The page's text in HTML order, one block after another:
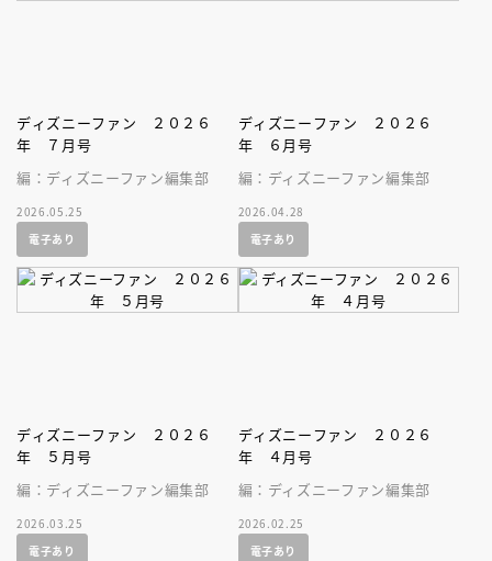
ディズニーファン ２０２６
年 ７月号
編：ディズニーファン編集部
2026.05.25
電子あり
ディズニーファン ２０２６
年 ６月号
編：ディズニーファン編集部
2026.04.28
電子あり
ディズニーファン ２０２６
年 ５月号
編：ディズニーファン編集部
2026.03.25
電子あり
ディズニーファン ２０２６
年 ４月号
編：ディズニーファン編集部
2026.02.25
電子あり